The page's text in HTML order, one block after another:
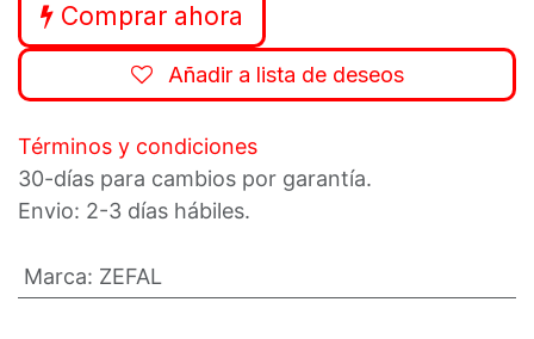
Comprar ahora
Añadir a lista de deseos
Términos y condiciones
30-días para cambios por garantía.
Envio: 2-3 días hábiles.
Marca: ZEFAL